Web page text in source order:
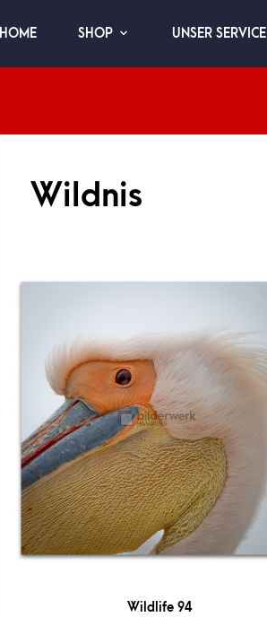
HOME SHOP UNSER SERVICE
Wildnis
Wildlife 94